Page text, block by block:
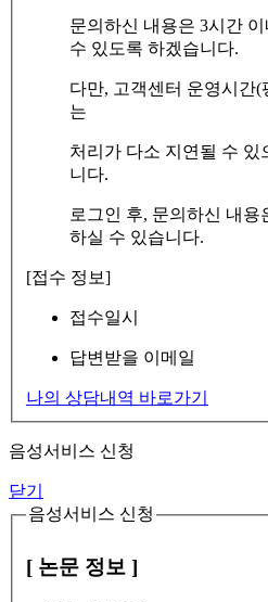
문의하신 내용은 3시간
수 있도록 하겠습니다.
다만, 고객센터 운영시간(
는
처리가 다소 지연될 수 있
니다.
로그인 후, 문의하신 내용
하실 수 있습니다.
[접수 정보]
접수일시
답변받을 이메일
나의 상담내역 바로가기
음성서비스 신청
닫기
음성서비스 신청
[ 논문 정보 ]